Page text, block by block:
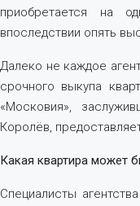
приобретается на
впоследствии опять
Далеко не каждое
срочного выкупа
«Московия»,
Королёв,
Какая квартира может
Специалисты